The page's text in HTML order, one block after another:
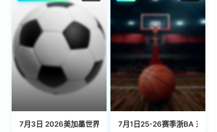
7月3日 2026美加墨世界杯十六分之一决赛 西班牙VS奥地利
7月1日25-26赛季浙BA 东阳